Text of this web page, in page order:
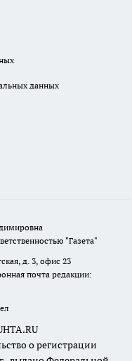
данных
"Газета"
д. 3, офис 23
почта редакции:
о регистрации